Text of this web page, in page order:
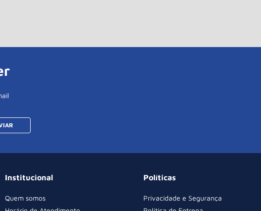
Institucional
Quem somos
Políticas
Privacidade e Segurança